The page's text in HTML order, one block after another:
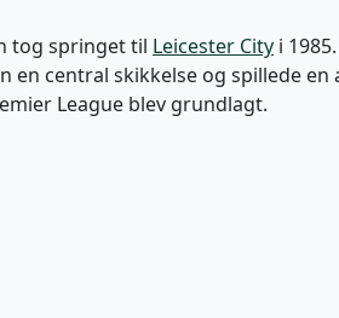
tog springet til Leicester City i
en central skikkelse og spillede
League blev grundlagt.